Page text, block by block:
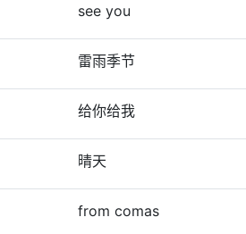
see you
雷雨季节
给你给我
晴天
from comas